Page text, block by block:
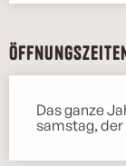
Das ganze
samstag, der